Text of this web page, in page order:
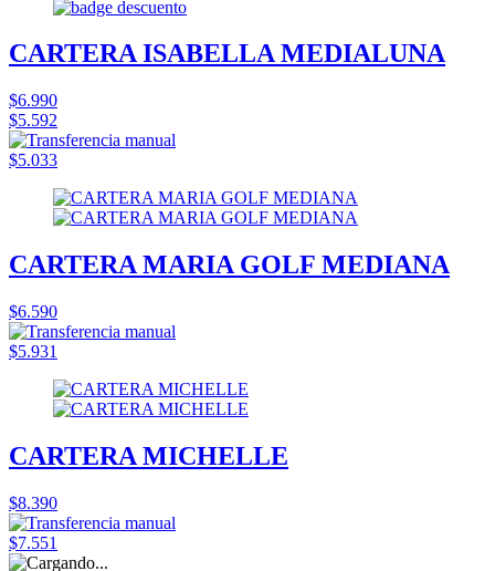
CARTERA ISABELLA MEDIALUNA
$6.990
$5.592
$5.033
CARTERA MARIA GOLF MEDIANA
$6.590
$5.931
CARTERA MICHELLE
$8.390
$7.551